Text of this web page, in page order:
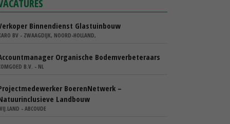
Binnendienst Glastuinbouw
BV - ZWAAGDIJK, NOORD-HOLLAND,
Organische Bodemverbeteraars
B.V. - NL
BoerenNetwerk –
Landbouw
- ABCOUDE